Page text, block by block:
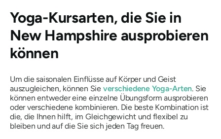
Yoga-Kursarten, die Sie in
New Hampshire ausprobieren
können
Um die saisonalen Einflüsse auf Körper und Geist
auszugleichen, können Sie verschiedene Yoga-Arten. Sie
können entweder eine einzelne Übungsform ausprobieren
oder verschiedene kombinieren. Die beste Kombination ist
die, die Ihnen hilft, im Gleichgewicht und flexibel zu
bleiben und auf die Sie sich jeden Tag freuen.